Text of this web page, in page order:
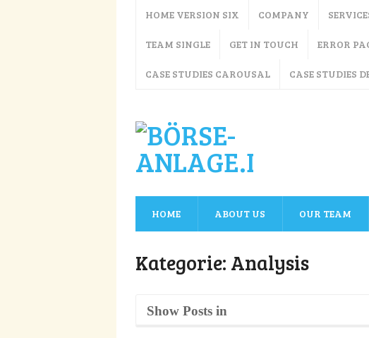
HOME VERSION SIX COMPANY
TEAM SINGLE GET IN TOUCH ERROR
CASE STUDIES CAROUSAL CASE STUDIES
HOME ABOUT US OUR TEAM
Kategorie: Analysis
Show Posts in